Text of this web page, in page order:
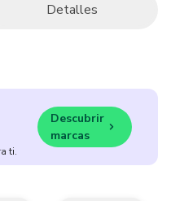
Detalles
ti.
Descubrir
marcas